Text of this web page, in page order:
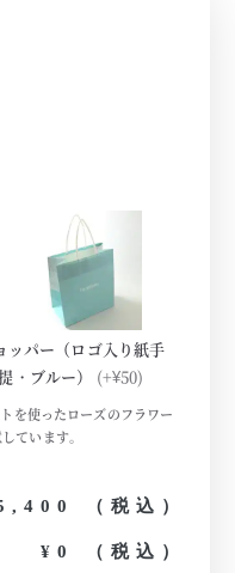
ッパー（ロゴ入り紙手
・ブルー） (+¥50)
を使ったローズのフラワー
ています。
（税込）
¥0 （税込）